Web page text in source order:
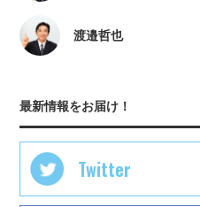
渡邉哲也
最新情報をお届け！
Twitter